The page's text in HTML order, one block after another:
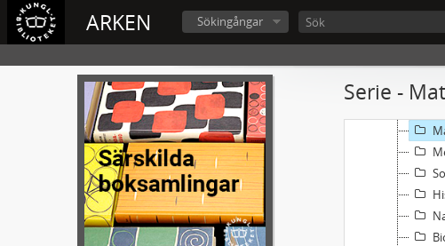
ARKEN Sökingångar
Serie - Mat